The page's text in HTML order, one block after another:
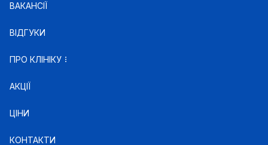
ВАКАНСІЇ
ВІДГУКИ
ПРО КЛІНІКУ
АКЦІЇ
ЦІНИ
КОНТАКТИ